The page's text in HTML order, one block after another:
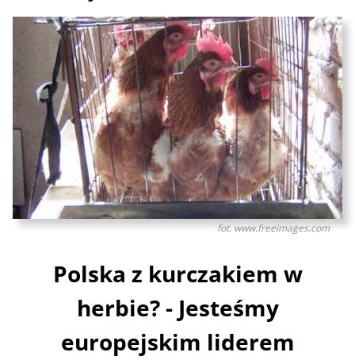
fot. www.freeimages.com
Polska z kurczakiem w
herbie? - Jesteśmy
europejskim liderem